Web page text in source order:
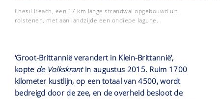
Chesil Beach, een 17 km lange strandwal opgebouwd uit
rolstenen, met aan landzijde een ondiepe lagune.
‘Groot-Brittannië verandert in Klein-Brittannië’,
kopte de Volkskrant in augustus 2015. Ruim 1700
kilometer kustlijn, op een totaal van 4500, wordt
bedreigd door de zee, en de overheid besloot de